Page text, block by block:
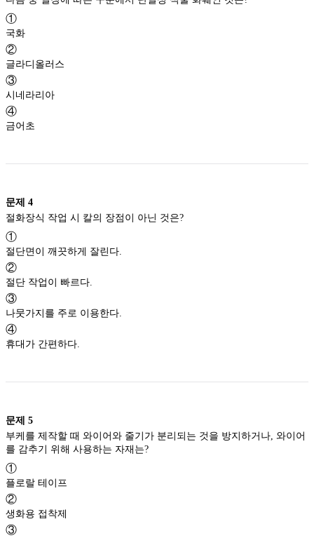
①
국화
②
글라디올러스
③
시네라리아
④
금어초
문제 4
①
절단면이 깨끗하게 잘린다.
②
절단 작업이 빠르다.
③
나뭇가지를 주로 이용한다.
④
휴대가 간편하다.
문제 5
부케를 제작할 때 와이어와 줄기가 분리되는 것을 방지하거나, 와이어
①
플로랄 테이프
②
생화용 접착제
③